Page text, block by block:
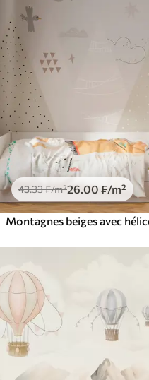
43.33₣/m²26 .00 ₣/m²